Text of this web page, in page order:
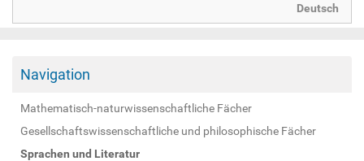
Deutsch
Navigation
Mathematisch-naturwissenschaftliche Fächer
Gesellschaftswissenschaftliche und philosophische Fächer
Sprachen und Literatur